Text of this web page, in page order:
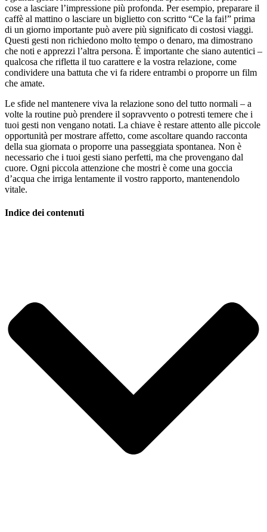
cose a lasciare l’impressione più profonda. Per esempio, preparare il
caffè al mattino o lasciare un biglietto con scritto “Ce la fai!” prima
di un giorno importante può avere più significato di costosi viaggi.
Questi gesti non richiedono molto tempo o denaro, ma dimostrano
che noti e apprezzi l’altra persona. È importante che siano autentici –
qualcosa che rifletta il tuo carattere e la vostra relazione, come
condividere una battuta che vi fa ridere entrambi o proporre un film
che amate.
Le sfide nel mantenere viva la relazione sono del tutto normali – a
volte la routine può prendere il sopravvento o potresti temere che i
tuoi gesti non vengano notati. La chiave è restare attento alle piccole
opportunità per mostrare affetto, come ascoltare quando racconta
della sua giornata o proporre una passeggiata spontanea. Non è
necessario che i tuoi gesti siano perfetti, ma che provengano dal
cuore. Ogni piccola attenzione che mostri è come una goccia
d’acqua che irriga lentamente il vostro rapporto, mantenendolo
vitale.
Indice dei contenuti